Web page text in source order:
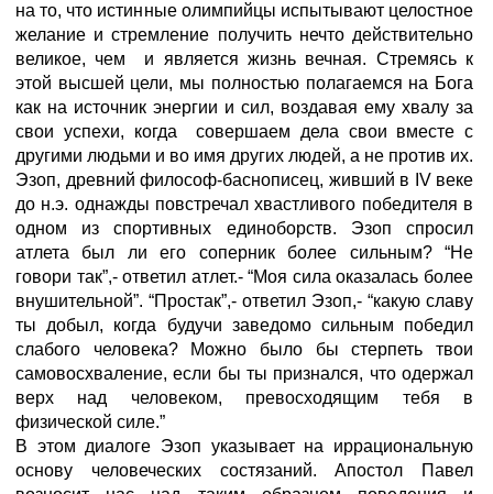
на то, что истинные олимпийцы испытывают целостное
желание и стремление получить нечто действительно
великое, чем и является жизнь вечная. Стремясь к
этой высшей цели, мы полностью полагаемся на Бога
как на источник энергии и сил, воздавая ему хвалу за
свои успехи, когда совершаем дела свои вместе с
другими людьми и во имя других людей, а не против их.
Эзоп, древний философ-баснописец, живший в IV веке
до н.э. однажды повстречал хвастливого победителя в
одном из спортивных единоборств. Эзоп спросил
атлета был ли его соперник более сильным? “Не
говори так”,- ответил атлет.- “Моя сила оказалась более
внушительной”. “Простак”,- ответил Эзоп,- “какую славу
ты добыл, когда будучи заведомо сильным победил
слабого человека? Можно было бы стерпеть твои
самовосхваление, если бы ты признался, что одержал
верх над человеком, превосходящим тебя в
физической силе.”
В этом диалоге Эзоп указывает на иррациональную
основу человеческих состязаний. Апостол Павел